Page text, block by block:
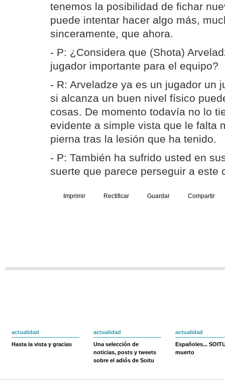
tenemos la posibilidad de fichar
puede intentar hacer algo más,
sinceramente, que ahora.
- P: ¿Considera que (Shota)
jugador importante para el equipo?
- R: Arveladze ya es un jugador un
si alcanza un buen nivel físico
cosas. De momento todavía no lo
evidente a simple vista que le falta
pierna tras la lesión que ha tenido.
- P: También ha sufrido usted en
suerte que parece perseguir a este
Imprimir Rectificar Guardar Compartir
actualidad
Hasta la vista y gracias
actualidad
Una selección de
noticias, posts y tweets
sobre el adiós de Soitu
actualidad
Españoles...
muerto